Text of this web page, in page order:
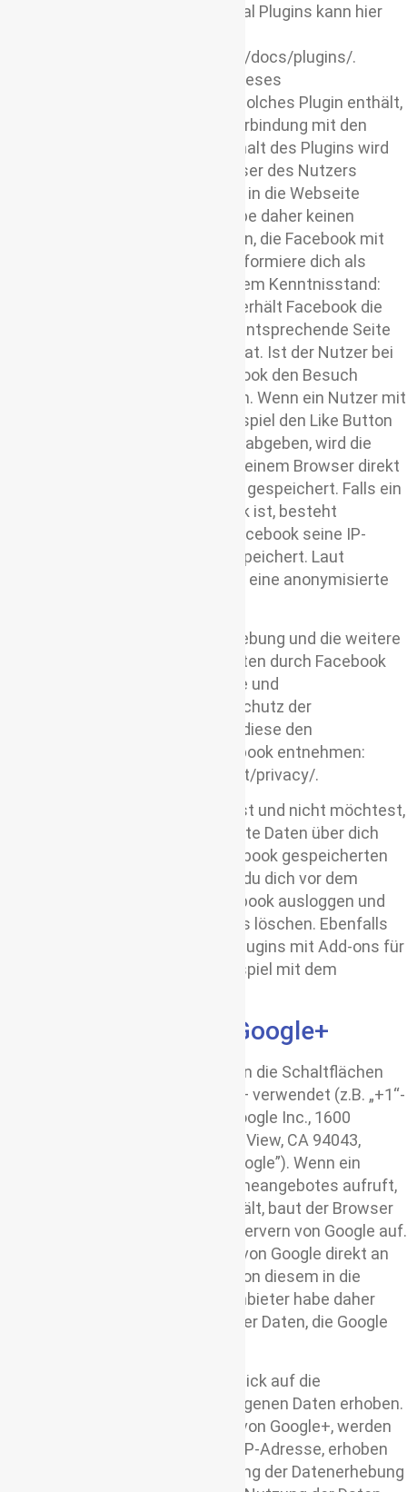
das Aussehen der Facebook Social Plugins kann hier
https://developers.facebook.com/docs/plugins/.
Wenn ein Nutzer eine Webseite dieses
Onlineangebotes aufruft, die ein solches Plugin enthält,
baut sein Browser eine direkte Verbindung mit den
Servern von Facebook auf. Der Inhalt des Plugins wird
von Facebook direkt an den Browser des Nutzers
übermittelt und von dem Browser in die Webseite
eingebunden. Als als Anbieter habe daher keinen
Einfluss auf den Umfang der Daten, die Facebook mit
Hilfe dieses Plugins erhebt und informiere dich als
Nutzer daher entsprechend meinem Kenntnisstand:
Durch die Einbindung der Plugins erhält Facebook die
Information, dass ein Nutzer die entsprechende Seite
des Onlineangebots aufgerufen hat. Ist der Nutzer bei
Facebook eingeloggt, kann Facebook den Besuch
seinem Facebook-Konto zuordnen. Wenn ein Nutzer mit
den Plugins interagieren, zum Beispiel den Like Button
betätigen oder einen Kommentar abgeben, wird die
entsprechende Information von deinem Browser direkt
an Facebook übermittelt und dort gespeichert. Falls ein
Nutzer kein Mitglied von Facebook ist, besteht
trotzdem die Möglichkeit, dass Facebook seine IP-
Adresse in Erfahrung bringt und speichert. Laut
Facebook wird in Deutschland nur eine anonymisierte
Zweck und Umfang der Datenerhebung und die weitere
Verarbeitung und Nutzung der Daten durch Facebook
sowie die diesbezüglichen Rechte und
Einstellungsmöglichkeiten zum Schutz der
Privatsphäre der Nutzer , können diese den
Datenschutzhinweisen von Facebook entnehmen:
https://www.facebook.com/about/privacy/.
Wenn du ein Facebookmitglied bist und nicht möchtest,
dass Facebook über meine Website Daten über dich
sammelt und mit deinen bei Facebook gespeicherten
Mitgliedsdaten verknüpft, musst du dich vor dem
Besuch meiner Website bei Facebook ausloggen und
entsprechende Facebook-Cookies löschen. Ebenfalls
ist es möglich Facebook-Social-Plugins mit Add-ons für
den Browser zu blocken, zum Beispiel mit dem
+1 Schaltfläche von Google+
Auf diesem Onlineangebot werden die Schaltflächen
des sozialen Netzwerkes Google+ verwendet (z.B. „+1“-
Schaltfläche), welches von der Google Inc., 1600
Amphitheatre Parkway, Mountain View, CA 94043,
United States betrieben wird (“Google”). Wenn ein
Nutzer eine Webseite dieses Onlineangebotes aufruft,
die eine solche Schaltfläche enthält, baut der Browser
eine direkte Verbindung mit den Servern von Google auf.
Der Inhalt der Schaltflächen wird von Google direkt an
seinen Browser übermittelt und von diesem in die
Webseite eingebunden. Ich als Anbieter habe daher
keinen Einfluss auf den Umfang der Daten, die Google
Laut Google werden ohne einen Klick auf die
Schaltfläche keine personenbezogenen Daten erhoben.
Nur bei eingeloggten Mitgliedern von Google+, werden
solche Daten, unter anderem die IP-Adresse, erhoben
und verarbeitet. Zweck und Umfang der Datenerhebung